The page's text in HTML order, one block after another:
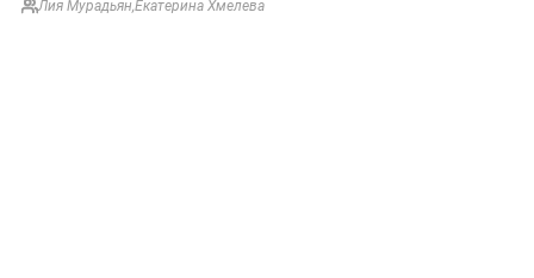
Лия Мурадьян Екатерина Хмелева